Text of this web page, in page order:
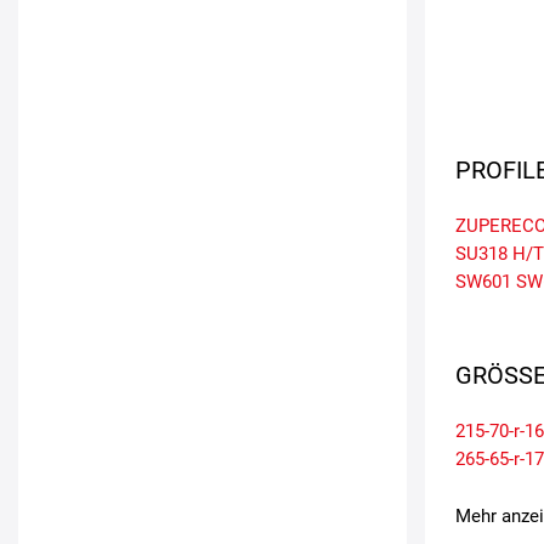
SU318 H/T
SW601
215-70-r-16
265-65-r-17
Mehr